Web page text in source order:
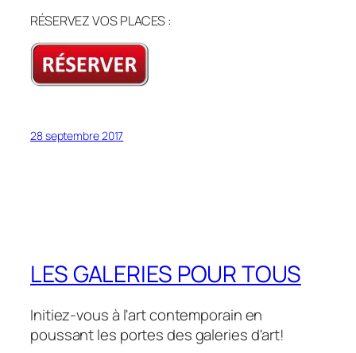
RÉSERVEZ VOS PLACES :
28 septembre 2017
LES GALERIES POUR TOUS
Initiez-vous à l'art contemporain en
poussant les portes des galeries d'art!